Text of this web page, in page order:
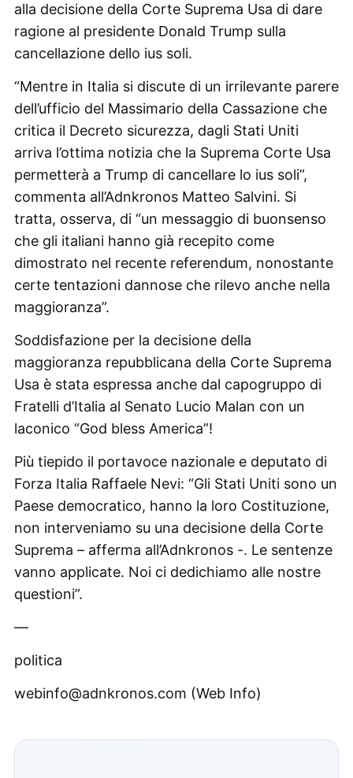
alla decisione della Corte Suprema Usa di dare
ragione al presidente Donald Trump sulla
cancellazione dello ius soli.
“Mentre in Italia si discute di un irrilevante parere
dell’ufficio del Massimario della Cassazione che
critica il Decreto sicurezza, dagli Stati Uniti
arriva l’ottima notizia che la Suprema Corte Usa
permetterà a Trump di cancellare lo ius soli”,
commenta all’Adnkronos Matteo Salvini. Si
tratta, osserva, di “un messaggio di buonsenso
che gli italiani hanno già recepito come
dimostrato nel recente referendum, nonostante
certe tentazioni dannose che rilevo anche nella
maggioranza”.
Soddisfazione per la decisione della
maggioranza repubblicana della Corte Suprema
Usa è stata espressa anche dal capogruppo di
Fratelli d’Italia al Senato Lucio Malan con un
laconico “God bless America”!
Più tiepido il portavoce nazionale e deputato di
Forza Italia Raffaele Nevi: “Gli Stati Uniti sono un
Paese democratico, hanno la loro Costituzione,
non interveniamo su una decisione della Corte
Suprema – afferma all’Adnkronos -. Le sentenze
vanno applicate. Noi ci dedichiamo alle nostre
questioni”.
—
politica
webinfo@adnkronos.com (Web Info)